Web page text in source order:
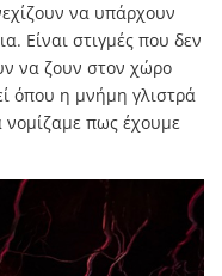
να υπάρχουν
Είναι στιγμές που δεν
να ζουν στον χώρο
όπου η μνήμη γλιστρά
πως έχουμε